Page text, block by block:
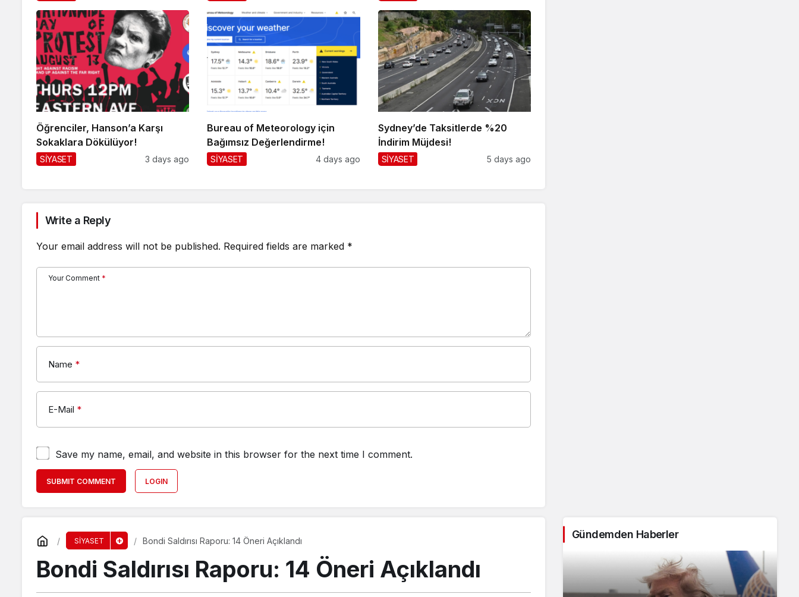
Öğrenciler, Hanson’a Karşı
Sokaklara Dökülüyor!
SİYASET 3 days ago
Bureau of Meteorology için
Bağımsız Değerlendirme!
SİYASET 4 days ago
Sydney’de Taksitlerde %20
İndirim Müjdesi!
SİYASET 5 days ago
Write a Reply
Your email address will not be published. Required fields are marked *
Your Comment *
Name *
E-Mail *
Save my name, email, and website in this browser for the next time I comment.
SUBMIT COMMENT LOGIN
SİYASET Bondi Saldırısı Raporu: 14 Öneri Açıklandı
Bondi Saldırısı Raporu: 14 Öneri Açıklandı
Gündemden Haberler